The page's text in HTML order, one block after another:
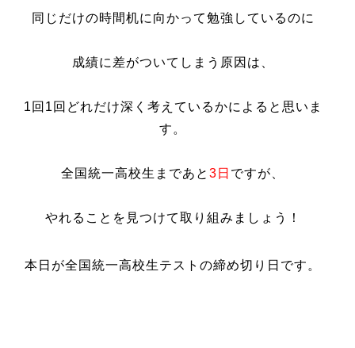
同じだけの時間机に向かって勉強しているのに
成績に差がついてしまう原因は、
1回1回どれだけ深く考えているかによると思いま
す。
全国統一高校生まであと3日 ですが、
やれることを見つけて取り組みましょう！
本日が全国統一高校生テストの締め切り日です。